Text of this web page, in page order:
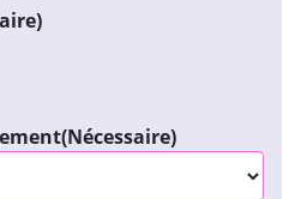
(Nécessaire)